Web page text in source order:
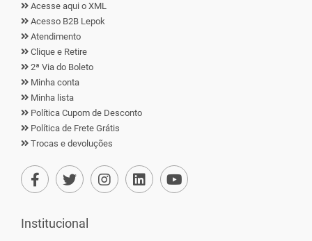
Acesse aqui o XML
Acesso B2B Lepok
Atendimento
Clique e Retire
2ª Via do Boleto
Minha conta
Minha lista
Política Cupom de Desconto
Política de Frete Grátis
Trocas e devoluções
Institucional